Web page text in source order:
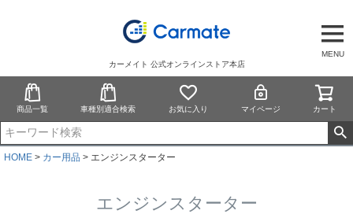
MENU
カーメイト 公式オンラインストア本店
商品一覧 車種別適合検索 お気に入り マイページ カート
HOME カー用品 エンジンスターター
エンジンスターター